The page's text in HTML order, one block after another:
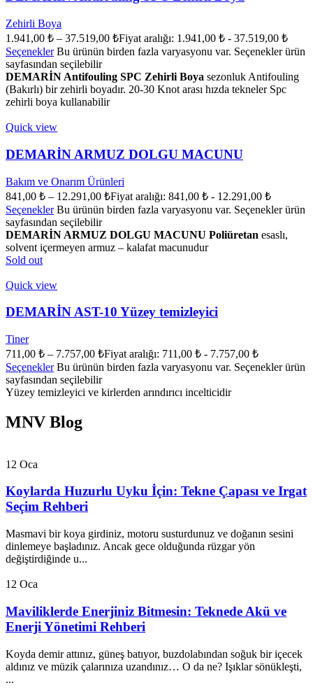
Zehirli Boya
1.941,00 ₺ – 37.519,00 ₺Fiyat aralığı: 1.941,00 ₺ - 37.519,00 ₺
Seçenekler Bu ürünün birden fazla varyasyonu var. Seçenekler ürün
sayfasından seçilebilir
DEMARİN Antifouling SPC Zehirli Boya sezonluk Antifouling
(Bakırlı) bir zehirli boyadır. 20-30 Knot arası hızda tekneler Spc
zehirli boya kullanabilir
Quick view
DEMARİN ARMUZ DOLGU MACUNU
Bakım ve Onarım Ürünleri
841,00 ₺ – 12.291,00 ₺Fiyat aralığı: 841,00 ₺ - 12.291,00 ₺
Seçenekler Bu ürünün birden fazla varyasyonu var. Seçenekler ürün
sayfasından seçilebilir
DEMARİN ARMUZ DOLGU MACUNU Poliüretan esaslı,
solvent içermeyen armuz – kalafat macunudur
Sold out
Quick view
DEMARİN AST-10 Yüzey temizleyici
Tiner
711,00 ₺ – 7.757,00 ₺Fiyat aralığı: 711,00 ₺ - 7.757,00 ₺
Seçenekler Bu ürünün birden fazla varyasyonu var. Seçenekler ürün
sayfasından seçilebilir
Yüzey temizleyici ve kirlerden arındırıcı incelticidir
MNV Blog
12 Oca
Koylarda Huzurlu Uyku İçin: Tekne Çapası ve Irgat
Seçim Rehberi
Masmavi bir koya girdiniz, motoru susturdunuz ve doğanın sesini
dinlemeye başladınız. Ancak gece olduğunda rüzgar yön
değiştirdiğinde u...
12 Oca
Maviliklerde Enerjiniz Bitmesin: Teknede Akü ve
Enerji Yönetimi Rehberi
Koyda demir attınız, güneş batıyor, buzdolabından soğuk bir içecek
aldınız ve müzik çalarınıza uzandınız… O da ne? Işıklar sönükleşti,
...